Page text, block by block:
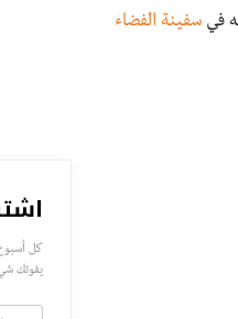
في سفينة الفضاء
كل
يفوتك